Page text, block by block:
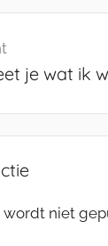
je wat ik
niet